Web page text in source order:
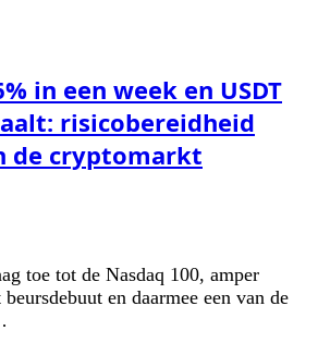
in een week en USDT
risicobereidheid
de cryptomarkt
toe tot de Nasdaq 100, amper
en daarmee een van de